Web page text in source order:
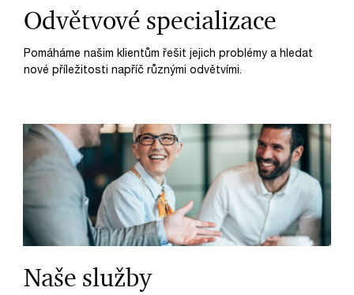
Odvětvové specializace
Pomáháme našim klientům řešit jejich problémy a hledat
nové příležitosti napříč různými odvětvími.
Naše služby